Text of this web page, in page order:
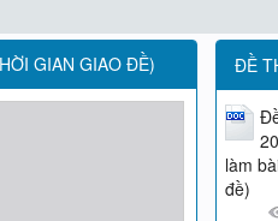
GIAN GIAO ĐỀ) ĐỀ
làm
đề)